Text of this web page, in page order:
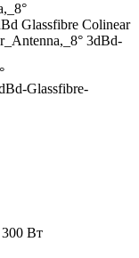
Glassfibre Colinear
3dBd-
Glassfibre-
300 Вт